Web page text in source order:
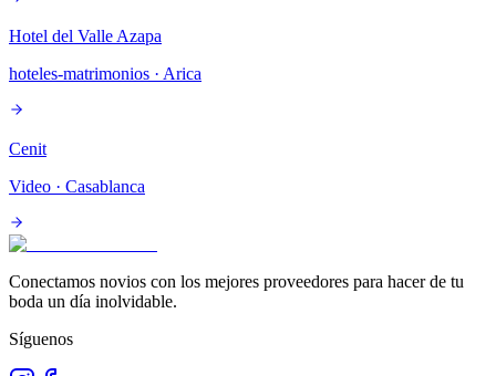
Hotel del Valle Azapa
hoteles-matrimonios · Arica
Cenit
Video · Casablanca
Conectamos novios con los mejores proveedores para hacer de tu
boda un día inolvidable.
Síguenos